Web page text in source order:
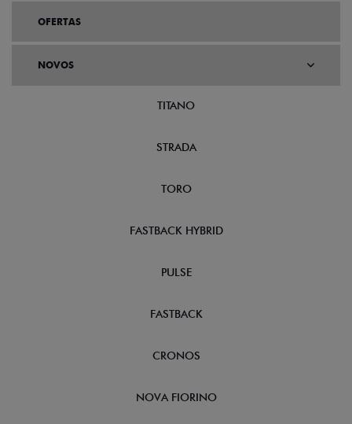
OFERTAS
NOVOS
TITANO
STRADA
TORO
FASTBACK HYBRID
PULSE
FASTBACK
CRONOS
NOVA FIORINO